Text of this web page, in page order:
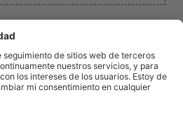
de cookies
si usas uno de nuestros